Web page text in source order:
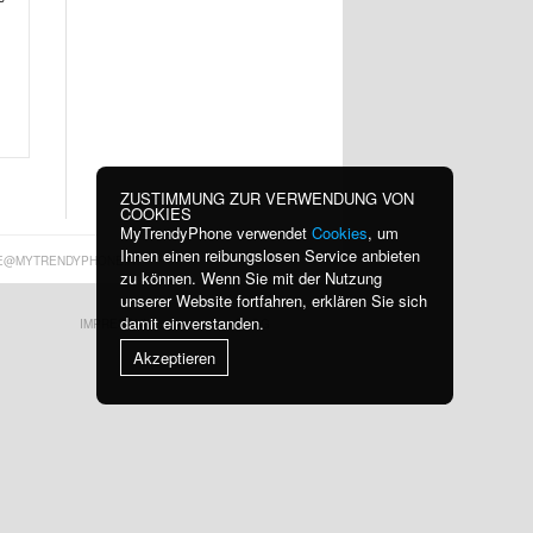
IMPRESSUM BLOG
ZUSTIMMUNG ZUR VERWENDUNG VON
COOKIES
MyTrendyPhone verwendet Cookies, um
Ihnen einen reibungslosen Service anbieten
zu können. Wenn Sie mit der Nutzung
unserer Website fortfahren, erklären Sie sich
damit einverstanden.
Akzeptieren